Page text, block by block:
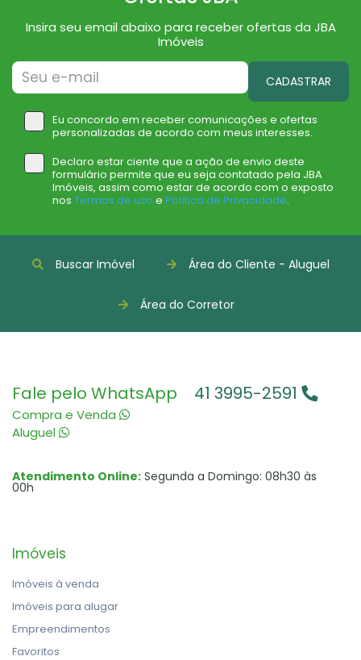
Insira seu email abaixo para receber ofertas da JBA
Imóveis
CADASTRAR
Eu concordo em receber comunicações e ofertas
personalizadas de acordo com meus interesses.
Declaro estar ciente que a ação de envio deste
formulário permite que eu seja contatado pela JBA
Imóveis, assim como estar de acordo com o exposto
nos Termos de uso e Política de Privacidade.
Buscar Imóvel Área do Cliente - Aluguel
Área do Corretor
Fale pelo WhatsApp
Compra e Venda
Aluguel
41 3995-2591
Atendimento Online: Segunda a Domingo: 08h30 às
00h
Imóveis
Imóveis à venda
Imóveis para alugar
Empreendimentos
Favoritos